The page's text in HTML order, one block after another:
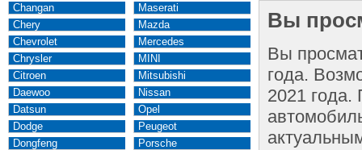
Changan
Chery
Chevrolet
Chrysler
Citroen
Daewoo
Datsun
Dodge
Dongfeng
Maserati
Mazda
Mercedes
MINI
Mitsubishi
Nissan
Opel
Peugeot
Porsche
Вы
Вы
года.
2021 года.